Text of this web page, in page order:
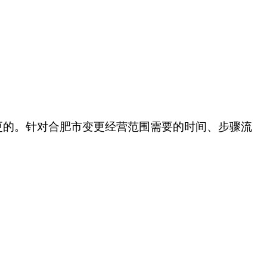
。针对合肥市变更经营范围需要的时间、步骤流